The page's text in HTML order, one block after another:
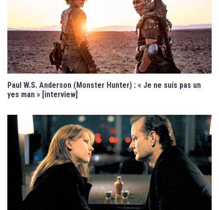
Paul W.S. Anderson (Monster Hunter) : « Je ne suis pas un
yes man » [interview]